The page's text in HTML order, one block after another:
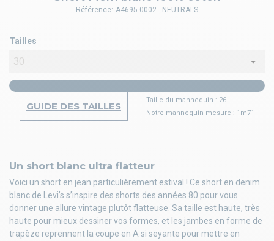
Un short blanc ultra flatteur
Voici un short en jean particulièrement estival ! Ce short en denim
blanc de Levi’s s’inspire des shorts des années 80 pour vous
donner une allure vintage plutôt flatteuse. Sa taille est haute, très
haute pour mieux dessiner vos formes, et les jambes en forme de
trapèze reprennent la coupe en A si seyante pour mettre en
Tailles
GUIDE DES TAILLES
Taille du mannequin : 26
Notre mannequin mesure : 1m71
Référence: A4695-0002 - NEUTRALS